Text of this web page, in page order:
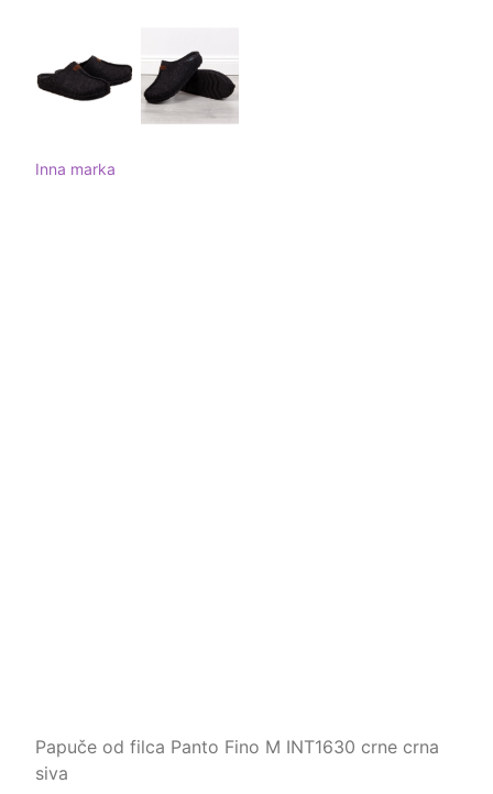
Inna marka
Papuče od filca Panto Fino M INT1630 crne crna
siva